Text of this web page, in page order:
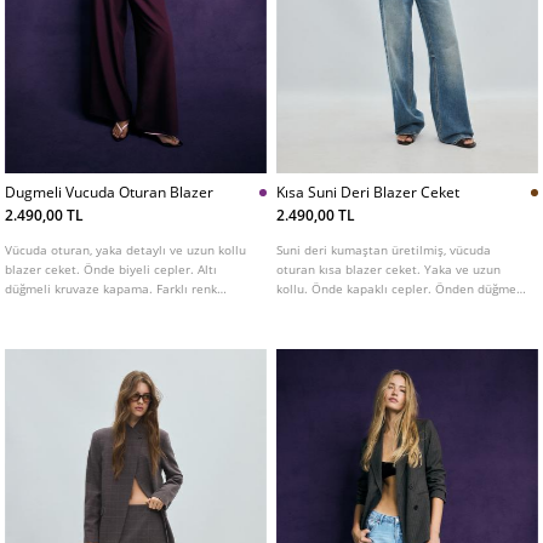
Dugmeli Vucuda Oturan Blazer
2.490,00 TL
Vücuda oturan, yaka detaylı ve uzun kollu
blazer ceket. Önde biyeli cepler. Altı
düğmeli kruvaze kapama. Farklı renk
Kısa Suni Deri Blazer Ceket
2.490,00 TL
Suni deri kumaştan üretilmiş, vücuda
oturan kısa blazer ceket. Yaka ve uzun
kollu. Önde kapaklı cepler. Önden düğmeli